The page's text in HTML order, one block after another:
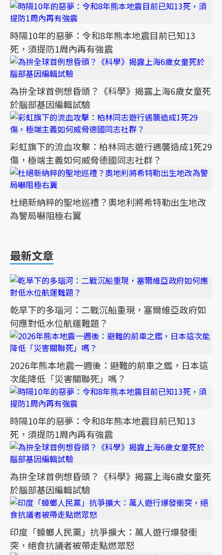
時隔10年的惡夢：令和8年熊本地震目前已知13
死，須提防1周內再有強震
為拚全球首例想昏頭？《科學》揭露上海6歲女童死
於腦部基因編輯試驗
彩虹旗下的流血攻擊：柏林同志遊行遇襲造成1死29
傷，極端主義如何威脅德國同志社群？
杜絕新納粹的聖地巡禮？奧地利將希特勒出生地改
為警局嚇阻極右翼
最新文章
乾旱下的多瑙河：二戰沉船重現，塞爾維亞政府如
何應對低水位航運難題？
2026年熊本地震一週後：避難的前車之鑑，日本這
次能降低「災害關聯死」嗎？
時隔10年的惡夢：令和8年熊本地震目前已知13
死，須提防1周內再有強震
為拚全球首例想昏頭？《科學》揭露上海6歲女童死
於腦部基因編輯試驗
印度「蟑螂人民黨」抗爭擴大：萬人遊行爆發衝
突，絕食抗議者被帶走點燃眾怒